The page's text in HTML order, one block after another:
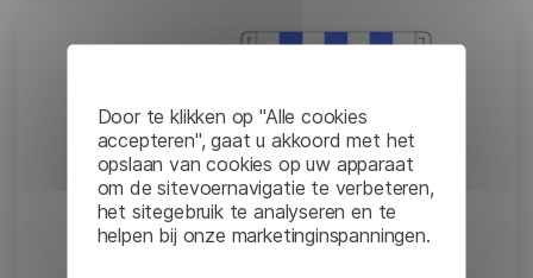
Door te klikken op "Alle cookies
accepteren", gaat u akkoord met het
opslaan van cookies op uw apparaat
om de sitevoernavigatie te verbeteren,
het sitegebruik te analyseren en te
helpen bij onze marketinginspanningen.